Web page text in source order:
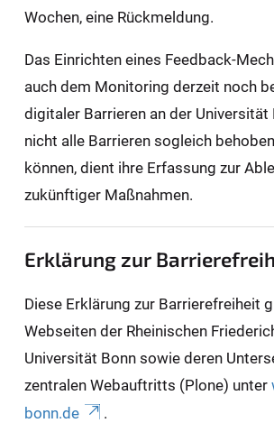
Wochen, eine Rückmeldung.
Das Einrichten eines Feedback-
auch dem Monitoring derzeit noch
digitaler Barrieren an der Universität
nicht alle Barrieren sogleich
können, dient ihre Erfassung zur
zukünftiger Maßnahmen.
Erklärung zur
Diese Erklärung zur Barrierefreiheit
Webseiten der Rheinischen
Universität Bonn sowie deren
zentralen Webauftritts (Plone) unter
bonn.de
.